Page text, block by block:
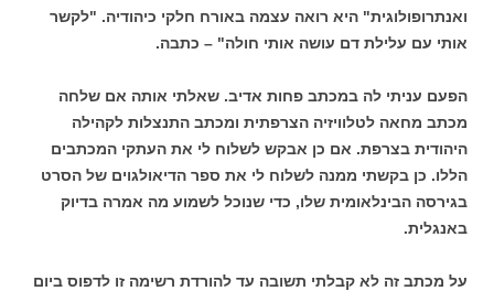
ואנתרופולוגית" היא רואה עצמה באורח חלקי כיהודיה. "לקשר
אותי עם עלילת דם עושה אותי חולה" – כתבה.
הפעם עניתי לה במכתב פחות אדיב. שאלתי אותה אם שלחה
מכתב מחאה לטלוויזיה הצרפתית ומכתב התנצלות לקהילה
היהודית בצרפת. אם כן אבקש לשלוח לי את העתקי המכתבים
הללו. כן בקשתי ממנה לשלוח לי את ספר הדיאולגוים של הסרט
בגירסה הבינלאומית שלו, כדי שנוכל לשמוע מה אמרה בדיוק
באנגלית.
על מכתב זה לא קבלתי תשובה עד להורדת רשימה זו לדפוס ביום